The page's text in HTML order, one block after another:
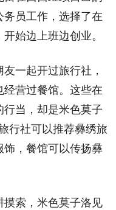
员工作，选择了在
始边上班边创业。
一起开过旅行社，
营过餐馆。这些在
当，却是米色莫子
行社可以推荐彝绣旅
，餐馆可以传扬彝
摸索，米色莫子洛见